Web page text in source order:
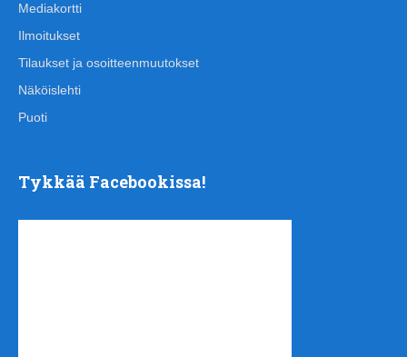
Mediakortti
Ilmoitukset
Tilaukset ja osoitteenmuutokset
Näköislehti
Puoti
Tykkää Facebookissa!